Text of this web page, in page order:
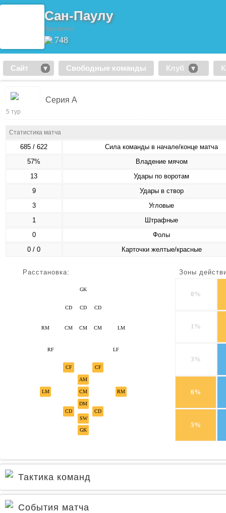
Сан-Паулу
Бразилия
748
Сайт Свободные команды Клуб
Серия А
5 тур
Статистика матча
685 / 622
Сила команды в начале/конце матча
57%
Владение мячом
13
Удары по воротам
9
Удары в створ
3
Угловые
1
Штрафные
0
Фолы
0 / 0
Карточки желтые/красные
Расстановка:
GK
CD
CD CD
LM
CM CM CM
RM
RF LF
GK
SW
CD
CM
LM RM
CF CF
CD
DM
AM
Зоны
0%
1%
3%
6%
5%
Тактика команд
События матча